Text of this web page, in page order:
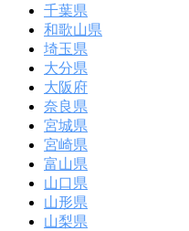
千葉県
和歌山県
埼玉県
大分県
大阪府
奈良県
宮城県
宮崎県
富山県
山口県
山形県
山梨県